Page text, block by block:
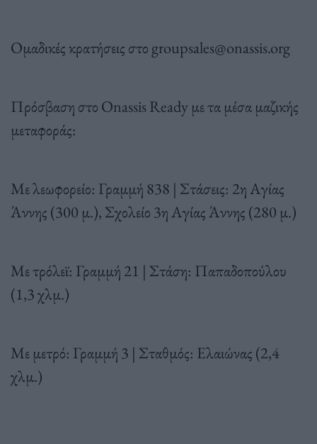
Ομαδικές κρατήσεις στο groupsales@onassis.org
Πρόσβαση στο Onassis Ready με τα μέσα μαζικής
μεταφοράς:
Με λεωφορείο: Γραμμή 838 | Στάσεις: 2η Αγίας
Άννης (300 μ.), Σχολείο 3η Αγίας Άννης (280 μ.)
Με τρόλεϊ: Γραμμή 21 | Στάση: Παπαδοπούλου
(1,3 χλμ.)
Με μετρό: Γραμμή 3 | Σταθμός: Ελαιώνας (2,4
χλμ.)